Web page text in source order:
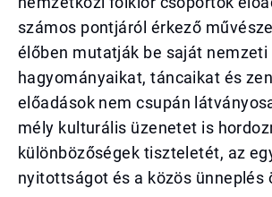
számos pontjáról érkező
élőben mutatják be saját nemzeti
hagyományaikat, táncaikat és
előadások nem csupán
mély kulturális üzenetet is
különbözőségek tiszteletét, az
nyitottságot és a közös ünneplés